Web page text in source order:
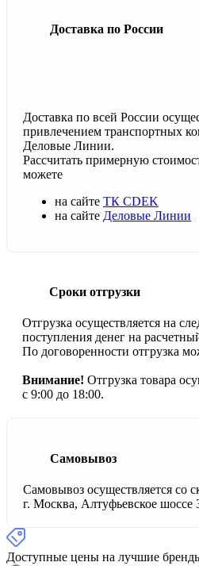
Доставка по России
Доставка по всей России
привлечением транспортных
Деловые Линии.
Рассчитать примерную
можете
на сайте ТК CDEK
на сайте Деловые Линии
Сроки отгрузки
Отгрузка осуществляется на
поступления денег на
По договоренности отгрузка
Внимание! Отгрузка товара
с 9:00 до 18:00.
Самовывоз
Самовывоз осуществляется со
г. Москва, Алтуфьевское шоссе
Доступные цены на лучшие